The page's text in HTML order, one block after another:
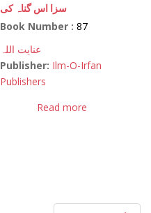
سزا اس گناہ کی
Book Number :87
عنایت اللہ
Publisher: Ilm-O-Irfan
Publishers
Read more